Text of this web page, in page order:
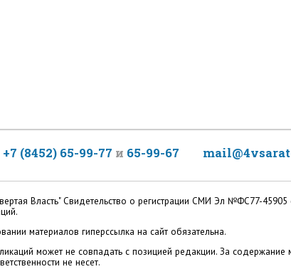
+7 (8452) 65-99-77 и 65-99-67
Власть" Cвидетельство о регистрации СМИ Эл №ФС77-
материалов гиперссылка на сайт обязательна.
может не совпадать с позицией редакции. За
не несет.